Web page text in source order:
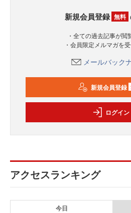
新規会員登録 無料
・全ての過去記事が閲
・会員限定メルマガを
メールバック
新規会員登録
ログイン
アクセスランキング
今日